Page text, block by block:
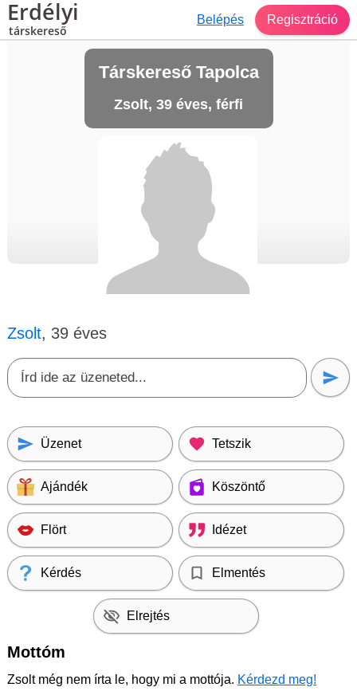
Erdélyi
társkereső
Belépés Regisztráció
Társkereső Tapolca
Zsolt, 39 éves, férfi
Zsolt, 39 éves
Üzenet Tetszik
Ajándék Köszöntő
Flört Idézet
Kérdés Elmentés
Elrejtés
Mottóm
Zsolt még nem írta le, hogy mi a mottója. Kérdezd meg!